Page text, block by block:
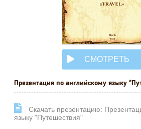
СМОТРЕТЬ
ОНЛАЙН
Презентация по английскому языку
Cкачать презентацию:
языку "Путешествия"